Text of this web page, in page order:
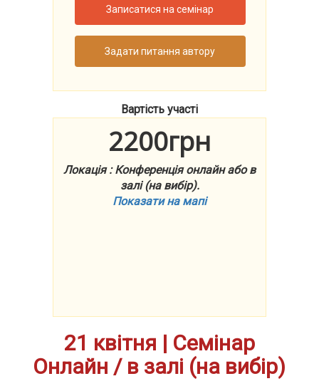
Записатися на семінар
Задати питання автору
Вартість участі
2200грн
Локація : Конференція онлайн або в
залі (на вибір).
Показати на мапі
21 квітня | Семінар
Онлайн / в залі (на вибір)